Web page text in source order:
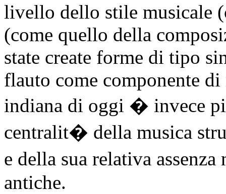
livello dello stile musicale
(come quello della
state create forme di tipo
flauto come componente
indiana di oggi � invece
centralit� della musica
e della sua relativa
antiche.